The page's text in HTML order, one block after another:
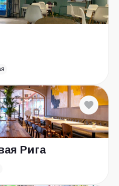
Рига